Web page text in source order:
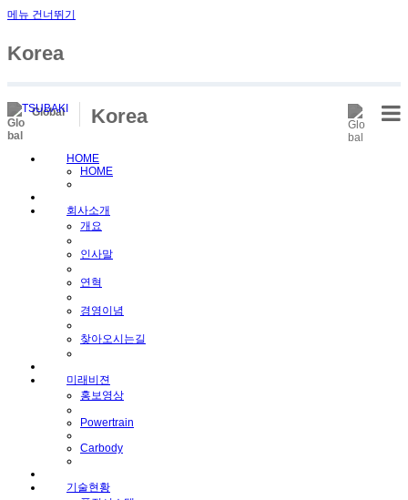
메뉴 건너뛰기
Korea
Global Korea
HOME
HOME
회사소개
개요
인사말
연혁
경영이념
찾아오시는길
미래비젼
홍보영상
Powertrain
Carbody
기술현황
Sketchbook5, 스케치북5
Sketchbook5, 스케치북5